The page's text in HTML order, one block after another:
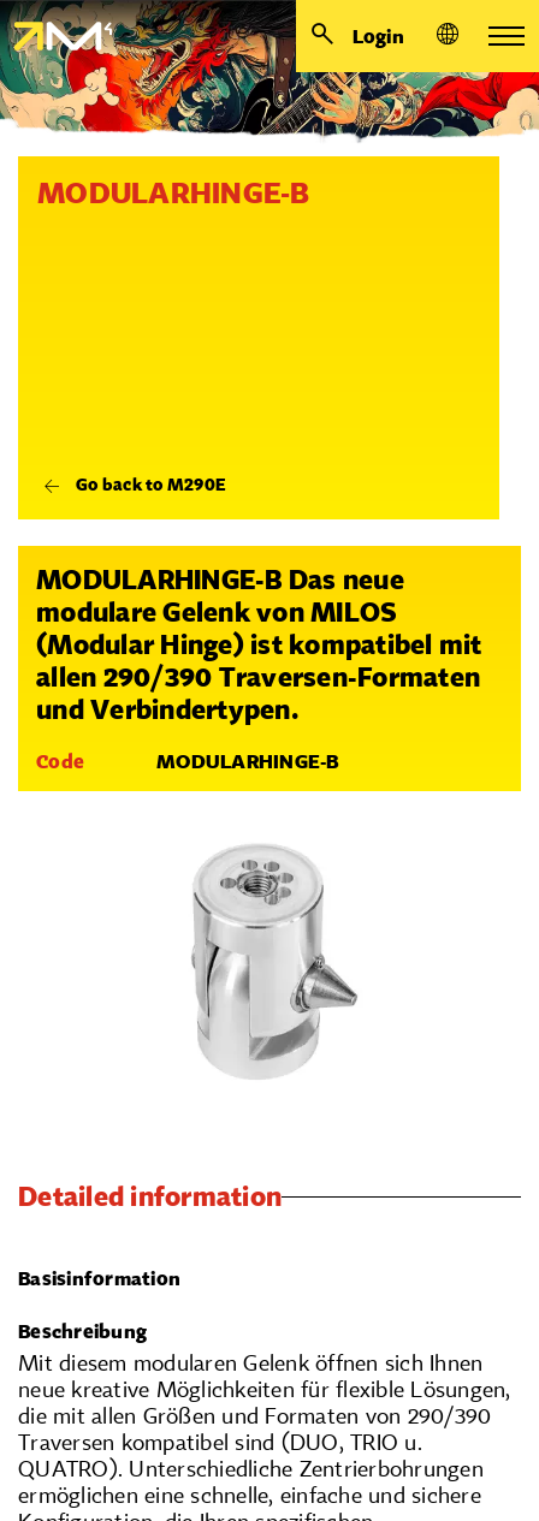
Login
MODULARHINGE-B
Go back to M290E
MODULARHINGE-B Das neue
modulare Gelenk von MILOS
(Modular Hinge) ist kompatibel mit
allen 290/390 Traversen-Formaten
und Verbindertypen.
Code MODULARHINGE-B
Detailed information
Basisinformation
Beschreibung
Mit diesem modularen Gelenk öffnen sich Ihnen
neue kreative Möglichkeiten für flexible Lösungen,
die mit allen Größen und Formaten von 290/390
Traversen kompatibel sind (DUO, TRIO u.
QUATRO). Unterschiedliche Zentrierbohrungen
ermöglichen eine schnelle, einfache und sichere